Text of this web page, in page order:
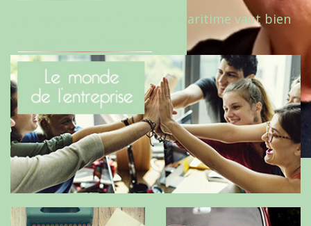
Le Benaise de la Charente-Maritime vaut bien